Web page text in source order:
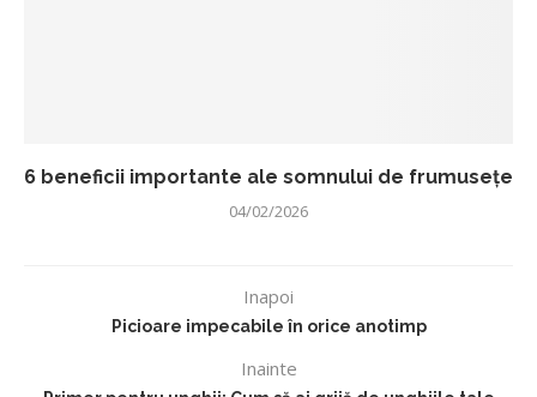
6 beneficii importante ale somnului de frumusețe
04/02/2026
Inapoi
Picioare impecabile în orice anotimp
Inainte